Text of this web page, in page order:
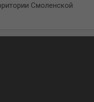
Смоленской